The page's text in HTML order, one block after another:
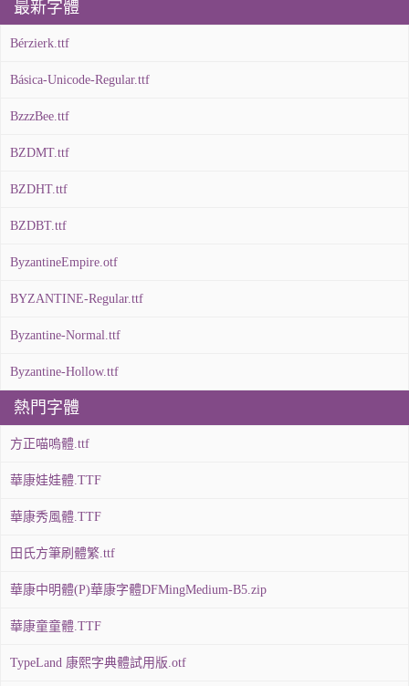
最新字體
Bérzierk.ttf
Básica-Unicode-Regular.ttf
BzzzBee.ttf
BZDMT.ttf
BZDHT.ttf
BZDBT.ttf
ByzantineEmpire.otf
BYZANTINE-Regular.ttf
Byzantine-Normal.ttf
Byzantine-Hollow.ttf
熱門字體
方正喵嗚體.ttf
華康娃娃體.TTF
華康秀風體.TTF
田氏方筆刷體繁.ttf
華康中明體(P)華康字體DFMingMedium-B5.zip
華康童童體.TTF
TypeLand 康熙字典體試用版.otf